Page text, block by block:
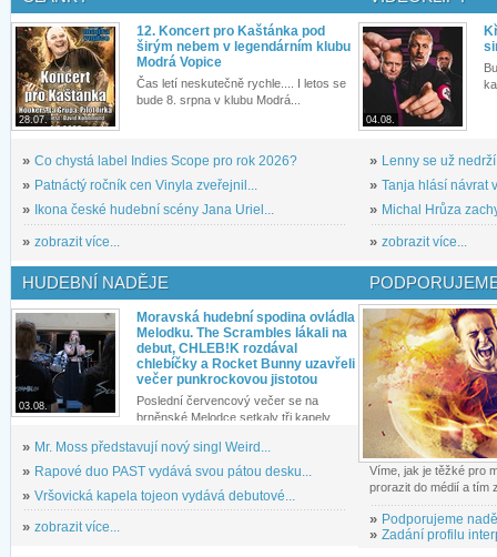
28.07.
12. Koncert pro Kaštánka pod
širým nebem v legendárním klubu
Modrá Vopice
Čas letí neskutečně rychle.... I letos se
bude 8. srpna v klubu Modrá...
» Co chystá label Indies Scope pro rok 2026?
» Patnáctý ročník cen Vinyla zveřejnil...
»
Ikona české hudební scény Jana Uriel...
» zobrazit více...
04.08.
» Lenny se už
» Tanja hlásí návrat
» Michal Hrůza
» zobrazit více...
HUDEBNÍ NADĚJE
03.08.
Moravská hudební spodina ovládla
Melodku. The Scrambles lákali na
debut, CHLEB!K rozdával
chlebíčky a Rocket Bunny uzavřeli
večer punkrockovou jistotou
Poslední červencový večer se na
brněnské Melodce setkaly tři kapely...
» Mr. Moss představují nový singl Weird...
» Rapové duo PAST vydává svou pátou desku...
» Vršovická kapela tojeon vydává debutové...
» zobrazit více...
Víme, jak je těžké pro
prorazit do médií a tím
» Podporujeme
» Zadání profilu